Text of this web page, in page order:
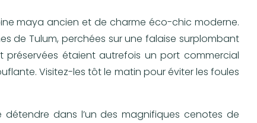
maya ancien et de charme éco-chic moderne.
de Tulum, perchées sur une falaise surplombant
préservées étaient autrefois un port commercial
Visitez-les tôt le matin pour éviter les foules
dans l’un des magnifiques cenotes de